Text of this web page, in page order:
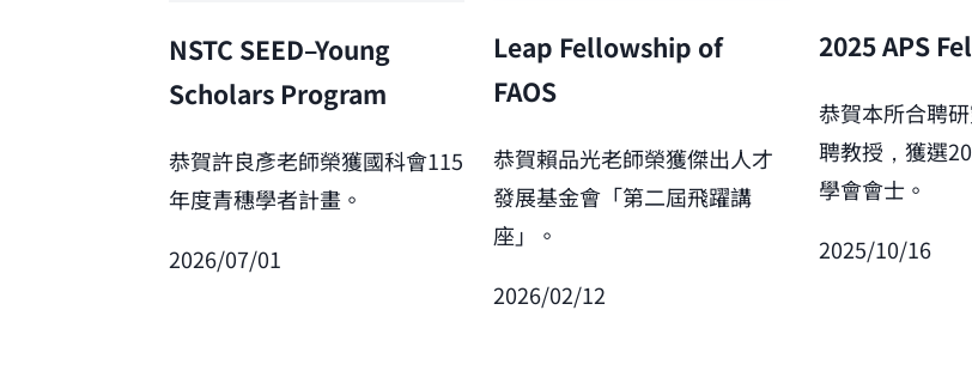
NSTC SEED–Young
Scholars Program
恭賀許良彥老師榮獲國科會115
年度青穗學者計畫。
2026/07/01
Leap Fellowship of
FAOS
恭賀賴品光老師榮獲傑出人才
發展基金會「第二屆飛躍講
座」。
2026/02/12
2025 APS
恭賀本所合聘
聘教授，獲選
學會會士。
2025/10/16